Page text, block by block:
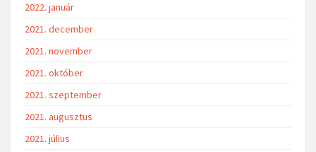
2022. január
2021. december
2021. november
2021. október
2021. szeptember
2021. augusztus
2021. július